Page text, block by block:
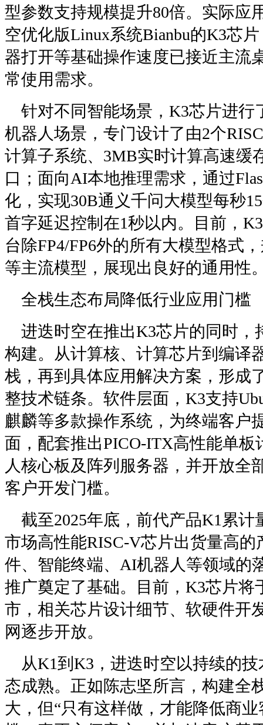
型参数支持规模提升80倍。实际应
空优化版Linux系统Bianbu的K3芯
器打开等基础操作速度已接近主流
常使用需求。
针对不同智能场景，K3芯片进行
机器人场景，专门设计了由2个
计算子系统、3MB实时计算高速缓
口；面向AI本地推理需求，通过
化，实现30B通义千问大模型每秒
首字延迟控制在1秒以内。目前，
台除FP4/FP6外的所有大模型格式，
等主流模型，展现出良好的通用性
全栈生态布局降低行业应用门槛
进迭时空在推出K3芯片的同时，
构建。从计算核、计算芯片到编译
栈，再到具体应用解决方案，形成
整技术链条。软件层面，K3支持
麒麟等多款操作系统，为终端客户
面，配套推出PICO-ITX高性能单板
人核心板及阵列服务器，并开放全
客户开发门槛。
截至2025年底，前代产品K1累计
市场高性能RISC-V芯片出货量高
件、智能终端、AI机器人等领域的
推广奠定了基础。目前，K3芯片将
市，相关芯片设计细节、软硬件开
网逐步开放。
从K1到K3，进迭时空以持续的技
态成熟。正如陈志坚所言，构建全
大，但“只有这样做，才能降低商